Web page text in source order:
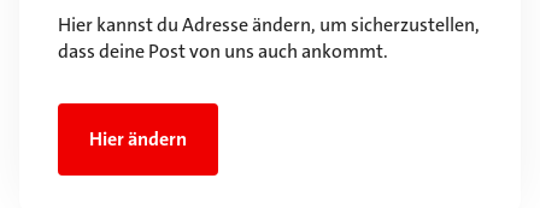
Hier kannst du Adresse ändern, um sicherzustellen,
dass deine Post von uns auch ankommt.
Hier ändern